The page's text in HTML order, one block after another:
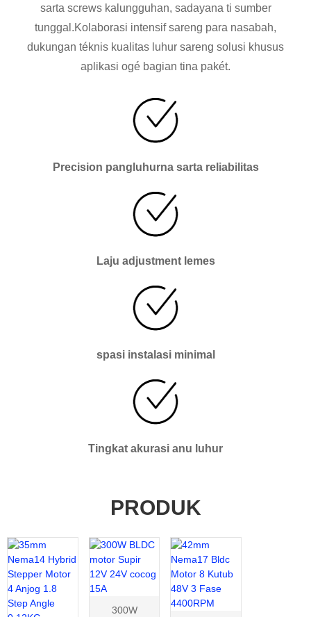
sarta screws kalungguhan, sadayana ti sumber
tunggal.Kolaborasi intensif sareng para nasabah,
dukungan téknis kualitas luhur sareng solusi khusus
aplikasi ogé bagian tina pakét.
Precision pangluhurna sarta reliabilitas
Laju adjustment lemes
spasi instalasi minimal
Tingkat akurasi anu luhur
PRODUK
300W